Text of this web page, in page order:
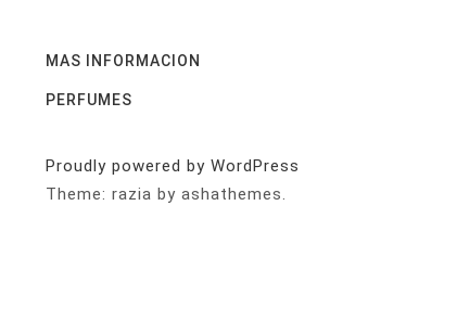
MAS INFORMACION
PERFUMES
Proudly powered by WordPress
Theme: razia by ashathemes.